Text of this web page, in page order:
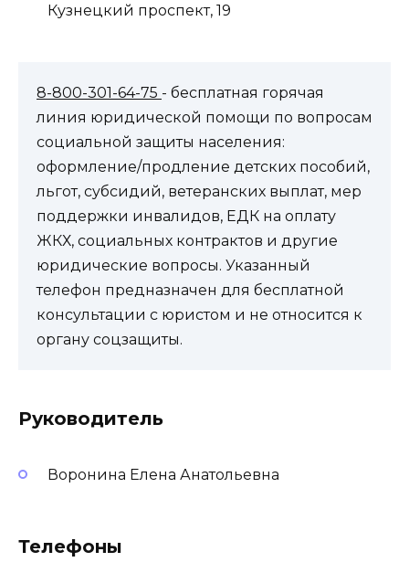
Кузнецкий проспект, 19
8-800-301-64-75 - бесплатная горячая
линия юридической помощи по вопросам
социальной защиты населения:
оформление/продление детских пособий,
льгот, субсидий, ветеранских выплат, мер
поддержки инвалидов, ЕДК на оплату
ЖКХ, социальных контрактов и другие
юридические вопросы. Указанный
телефон предназначен для бесплатной
консультации с юристом и не относится к
органу соцзащиты.
Руководитель
Воронина Елена Анатольевна
Телефоны